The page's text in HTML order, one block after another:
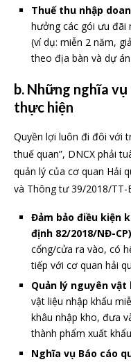
Thuế thu nhập
hưởng các gói ưu đãi
(ví dụ: miễn 2 năm,
theo địa bàn và dự
b. Những nghĩa vụ
thực hiện
Quyền lợi luôn đi đôi với
thuế quan”, DNCX phải
quản lý của cơ quan Hải
và Thông tư 39/2018/TT-
Đảm bảo điều kiện
định 82/2018/NĐ-
cổng/cửa ra vào, có
tiếp với cơ quan hải
Quản lý nguyên
vật liệu nhập khẩu
khâu nhập kho, đưa
thành phẩm xuất
Nghĩa vụ Báo cáo